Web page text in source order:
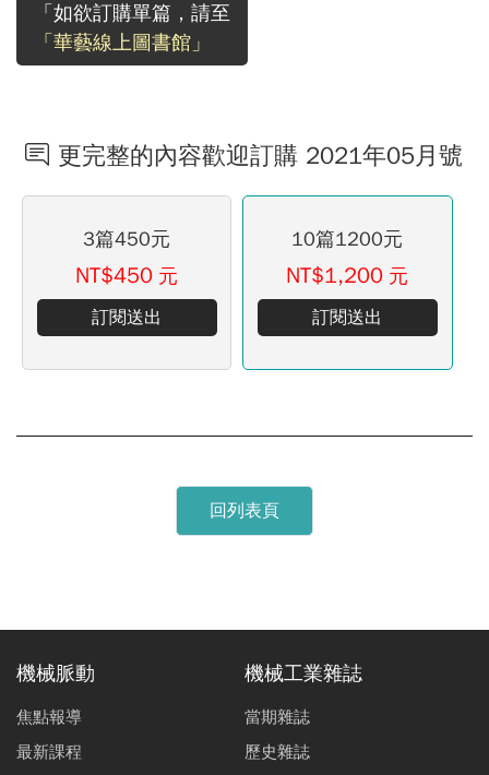
「如欲訂購單篇，請至
「華藝線上圖書館」
更完整的內容歡迎訂購 2021年05月號
3篇450元
NT$450 元
訂閱送出
10篇1200元
NT$1,200 元
訂閱送出
回列表頁
機械脈動
焦點報導
最新課程
機械工業雜誌
當期雜誌
歷史雜誌